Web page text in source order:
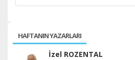
HAFTANIN YAZARLARI
İzel ROZENTAL